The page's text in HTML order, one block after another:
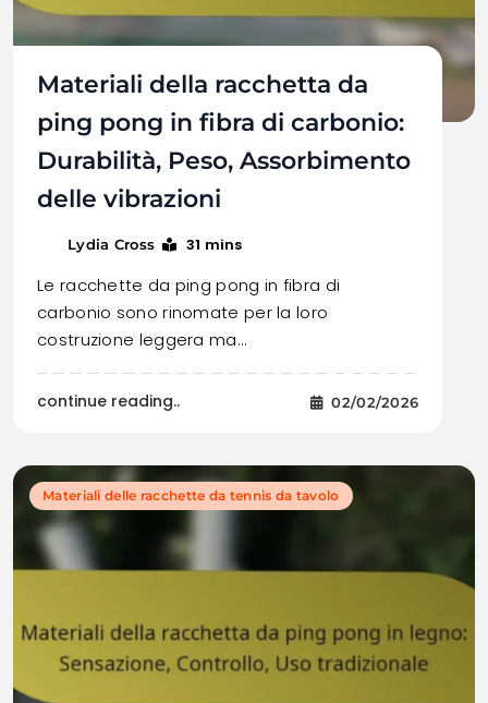
Materiali della racchetta da
ping pong in fibra di carbonio:
Durabilità, Peso, Assorbimento
delle vibrazioni
Lydia Cross 31 mins
Le racchette da ping pong in fibra di
carbonio sono rinomate per la loro
costruzione leggera ma…
continue reading.. 02/02/2026
Materiali delle racchette da tennis da tavolo